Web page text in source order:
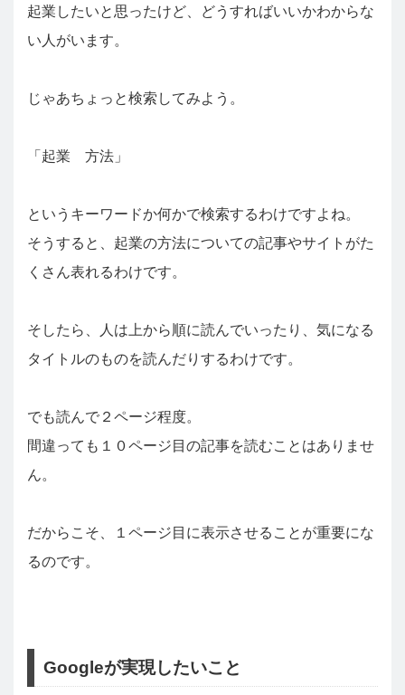
起業したいと思ったけど、どうすればいいかわからな
い人がいます。
じゃあちょっと検索してみよう。
「起業 方法」
というキーワードか何かで検索するわけですよね。
そうすると、起業の方法についての記事やサイトがた
くさん表れるわけです。
そしたら、人は上から順に読んでいったり、気になる
タイトルのものを読んだりするわけです。
でも読んで２ページ程度。
間違っても１０ページ目の記事を読むことはありませ
ん。
だからこそ、１ページ目に表示させることが重要にな
るのです。
Googleが実現したいこと